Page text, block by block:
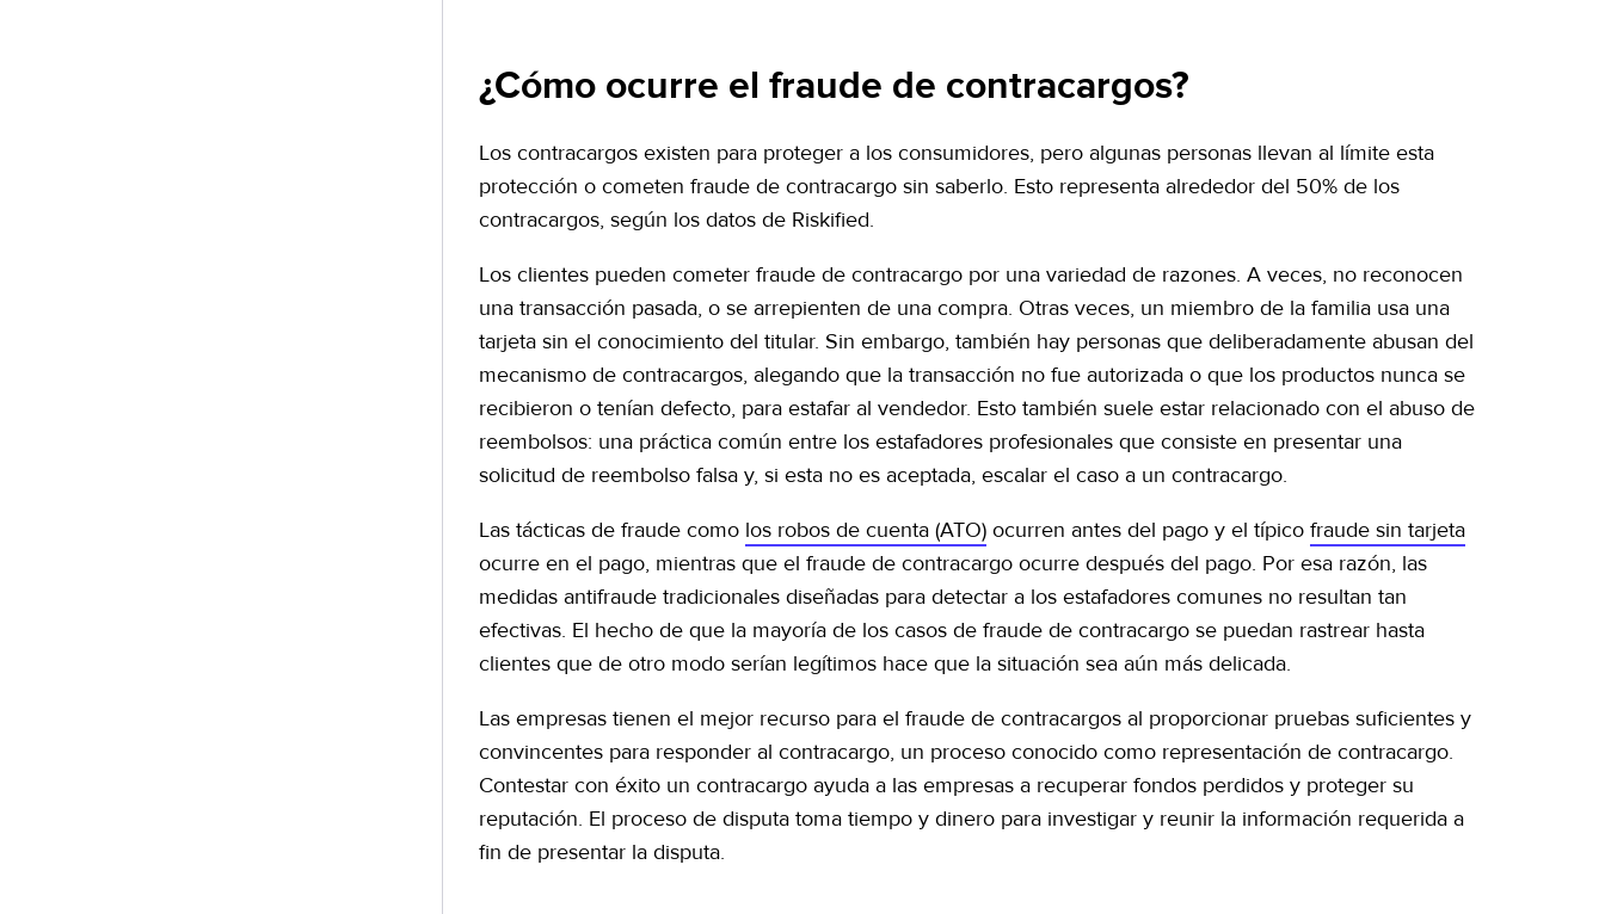
¿Cómo ocurre el fraude de contracargos?
Los contracargos existen para proteger a los consumidores, pero algunas personas llevan al límite esta
protección o cometen fraude de contracargo sin saberlo. Esto representa alrededor del 50% de los
contracargos, según los datos de Riskified.
Los clientes pueden cometer fraude de contracargo por una variedad de razones. A veces, no reconocen
una transacción pasada, o se arrepienten de una compra. Otras veces, un miembro de la familia usa una
tarjeta sin el conocimiento del titular. Sin embargo, también hay personas que deliberadamente abusan del
mecanismo de contracargos, alegando que la transacción no fue autorizada o que los productos nunca se
recibieron o tenían defecto, para estafar al vendedor. Esto también suele estar relacionado con el abuso de
reembolsos: una práctica común entre los estafadores profesionales que consiste en presentar una
solicitud de reembolso falsa y, si esta no es aceptada, escalar el caso a un contracargo.
Las tácticas de fraude como los robos de cuenta (ATO) ocurren antes del pago y el típico fraude sin tarjeta
ocurre en el pago, mientras que el fraude de contracargo ocurre después del pago. Por esa razón, las
medidas antifraude tradicionales diseñadas para detectar a los estafadores comunes no resultan tan
efectivas. El hecho de que la mayoría de los casos de fraude de contracargo se puedan rastrear hasta
clientes que de otro modo serían legítimos hace que la situación sea aún más delicada.
Las empresas tienen el mejor recurso para el fraude de contracargos al proporcionar pruebas suficientes y
convincentes para responder al contracargo, un proceso conocido como representación de contracargo.
Contestar con éxito un contracargo ayuda a las empresas a recuperar fondos perdidos y proteger su
reputación. El proceso de disputa toma tiempo y dinero para investigar y reunir la información requerida a
fin de presentar la disputa.